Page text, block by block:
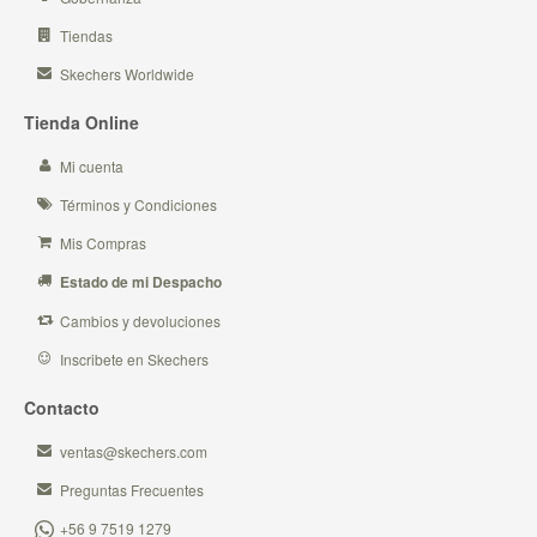
Tiendas
Skechers Worldwide
Tienda Online
Mi cuenta
Términos y Condiciones
Mis Compras
Estado de mi Despacho
Cambios y devoluciones
Inscribete en Skechers
Contacto
ventas@skechers.com
Preguntas Frecuentes
+56 9 7519 1279